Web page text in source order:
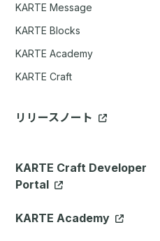
KARTE Message
KARTE Blocks
KARTE Academy
KARTE Craft
リリースノート
KARTE Craft Developer
Portal
KARTE Academy